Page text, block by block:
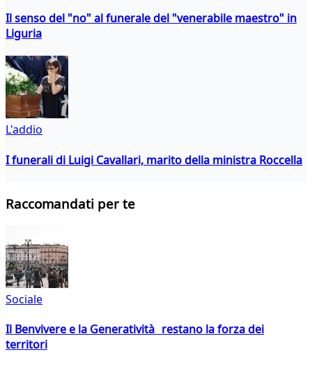
Il senso del "no" al funerale del "venerabile maestro" in
Liguria
L'addio
I funerali di Luigi Cavallari, marito della ministra Roccella
Raccomandati per te
Sociale
Il Benvivere e la Generatività restano la forza dei
territori